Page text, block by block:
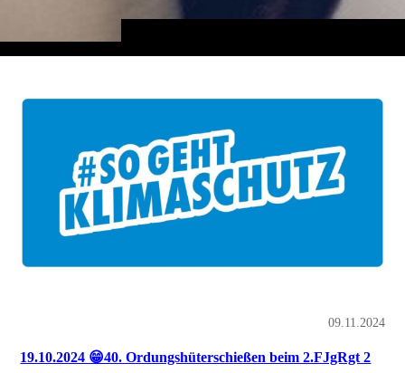
09.11.2024
19.10.2024 😁40. Ordungshüterschießen beim 2.FJgRgt 2